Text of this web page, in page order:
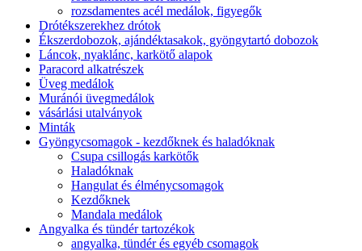
rozsdamentes acél medálok, figyegők
Drótékszerekhez drótok
Ékszerdobozok, ajándéktasakok, gyöngytartó dobozok
Láncok, nyaklánc, karkötő alapok
Paracord alkatrészek
Üveg medálok
Muránói üvegmedálok
vásárlási utalványok
Minták
Gyöngycsomagok - kezdőknek és haladóknak
Csupa csillogás karkötők
Haladóknak
Hangulat és élménycsomagok
Kezdőknek
Mandala medálok
Angyalka és tündér tartozékok
angyalka, tündér és egyéb csomagok